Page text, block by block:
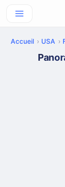
Accueil USA